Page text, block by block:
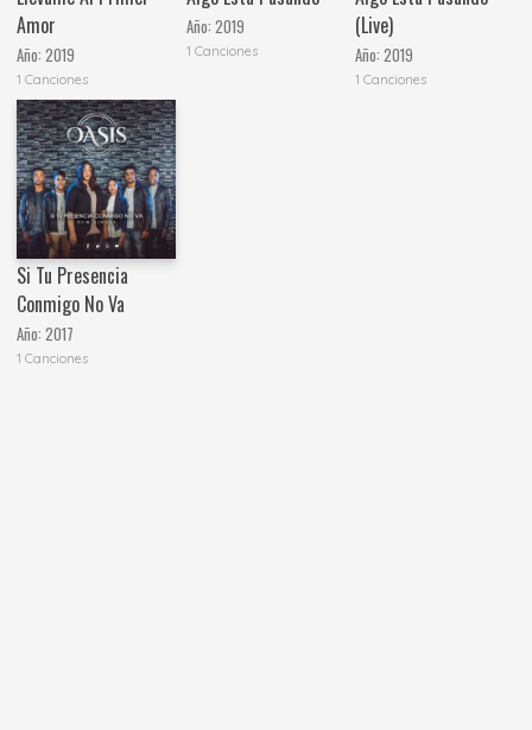
Amor
Año:2019
1 Canciones
Año: 2019
1 Canciones
(Live)
Año:2019
1 Canciones
Si Tu Presencia
Conmigo No Va
Año:2017
1 Canciones